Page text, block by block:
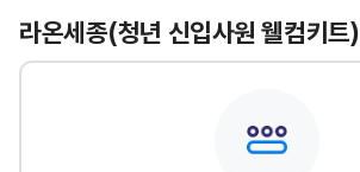
라온세종(청년 신입사원 웰컴키트)